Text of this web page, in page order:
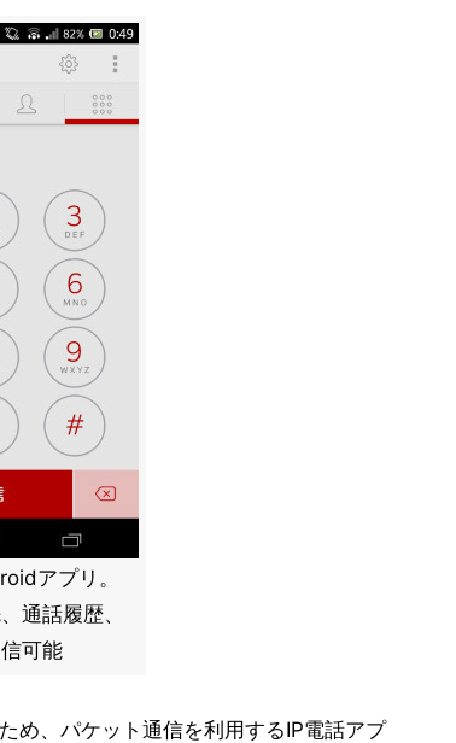
アプリ。
通話履歴、
可能
め、パケット通信を利用するIP電話アプ